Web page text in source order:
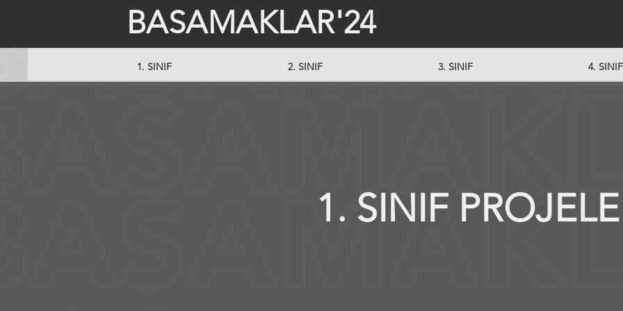
BASAMAKLAR'24
1. SINIF 2. SINIF 3. SINIF 4. SINIF
1. SINIF